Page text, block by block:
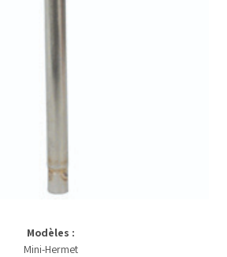
Modèles :
Mini-Hermet